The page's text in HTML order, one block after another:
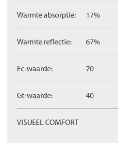
Warmte absorptie: 17%
Warmte reflectie: 67%
Fc-waarde: 70
Gt-waarde: 40
VISUEEL COMFORT